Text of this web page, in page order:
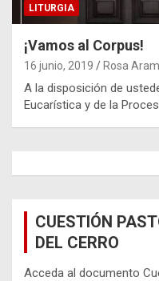
LITURGIA
¡Vamos al Corpus!
16 junio, 2019 Rosa
A la disposición de
Eucarística y de la
CUESTIÓN
DEL CERRO
Acceda al documento